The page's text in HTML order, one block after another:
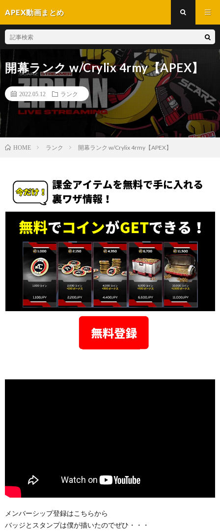
APEX動画まとめ
開幕ランク w/Crylix 4rmy【APEX】
2022.05.12 ランク
HOME ランク 開幕ランク w/Crylix 4rmy【APEX】
メンバーシップ登録はこちらから
バッジとスタンプは僕が描いたのでぜひ・・・